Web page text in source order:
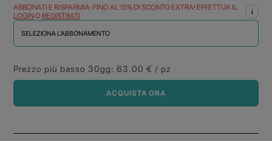
ABBONATI E RISPARMIA: FINO AL 15% DI SCONTO EXTRA! EFFETTUA IL
LOGINO REGISTRATI i
SELEZIONA L'ABBONAMENTO
Prezzo più basso 30gg: 63.00 € / pz
ACQUISTA ORA